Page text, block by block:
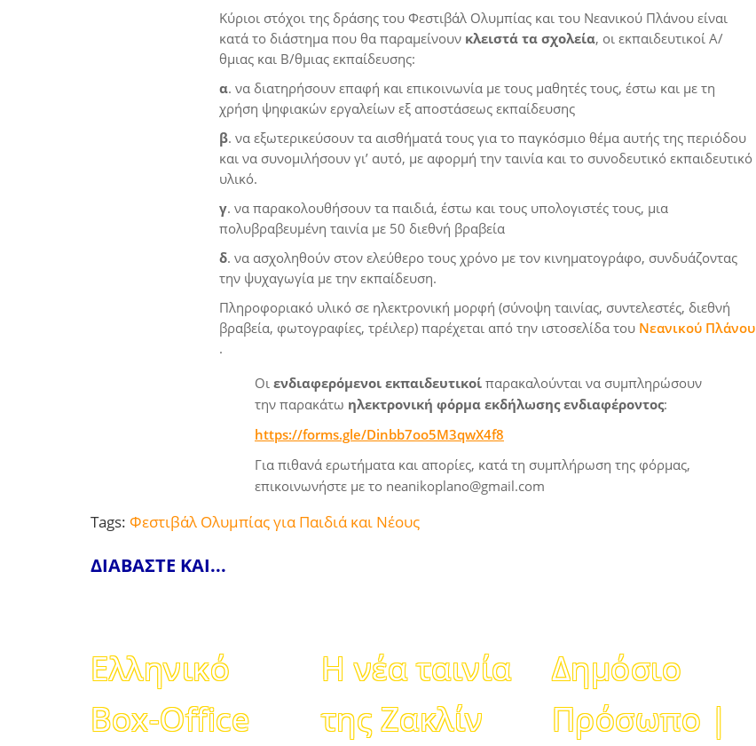
Κύριοι στόχοι της δράσης του Φεστιβάλ Ολυμπίας και του Νεανικού Πλάνου είναι
κατά το διάστημα που θα παραμείνουν κλειστά τα σχολεία, οι εκπαιδευτικοί Α/
θμιας και Β/θμιας εκπαίδευσης:
α. να διατηρήσουν επαφή και επικοινωνία με τους μαθητές τους, έστω και με τη
χρήση ψηφιακών εργαλείων εξ αποστάσεως εκπαίδευσης
β. να εξωτερικεύσουν τα αισθήματά τους για το παγκόσμιο θέμα αυτής της περιόδου
και να συνομιλήσουν γι’ αυτό, με αφορμή την ταινία και το συνοδευτικό εκπαιδευτικό
υλικό.
γ. να παρακολουθήσουν τα παιδιά, έστω και τους υπολογιστές τους, μια
πολυβραβευμένη ταινία με 50 διεθνή βραβεία
δ. να ασχοληθούν στον ελεύθερο τους χρόνο με τον κινηματογράφο, συνδυάζοντας
την ψυχαγωγία με την εκπαίδευση.
Πληροφοριακό υλικό σε ηλεκτρονική μορφή (σύνοψη ταινίας, συντελεστές, διεθνή
βραβεία, φωτογραφίες, τρέιλερ) παρέχεται από την ιστοσελίδα του Νεανικού Πλάνου
.
Οι ενδιαφερόμενοι εκπαιδευτικοί παρακαλούνται να συμπληρώσουν
την παρακάτω ηλεκτρονική φόρμα εκδήλωσης ενδιαφέροντος:
https://forms.gle/Dinbb7oo5M3qwX4f8
Για πιθανά ερωτήματα και απορίες, κατά τη συμπλήρωση της φόρμας,
επικοινωνήστε με το neanikoplano@gmail.com
Tags: Φεστιβάλ Ολυμπίας για Παιδιά και Νέους
ΔΙΑΒΑΣΤΕ ΚΑΙ...
Ελληνικό
Box-Office
Η νέα ταινία
της Ζακλίν
Δημόσιο
Πρόσωπο |